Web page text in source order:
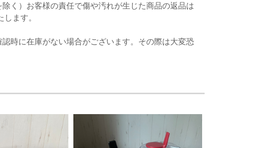
く）お客様の責任で傷や汚れが生じた商品の返品は
ます。
時に在庫がない場合がございます。その際は大変恐